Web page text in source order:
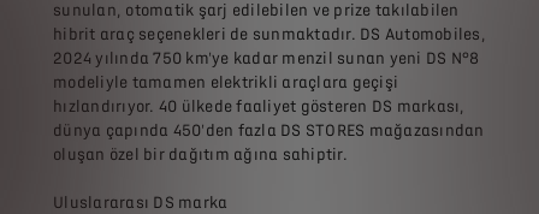
sunulan, otomatik şarj edilebilen ve prize takılabilen
hibrit araç seçenekleri de sunmaktadır. DS Automobiles,
2024 yılında 750 km'ye kadar menzil sunan yeni DS N°8
modeliyle tamamen elektrikli araçlara geçişi
hızlandırıyor. 40 ülkede faaliyet gösteren DS markası,
dünya çapında 450'den fazla DS STORES mağazasından
oluşan özel bir dağıtım ağına sahiptir.
Uluslararası DS marka